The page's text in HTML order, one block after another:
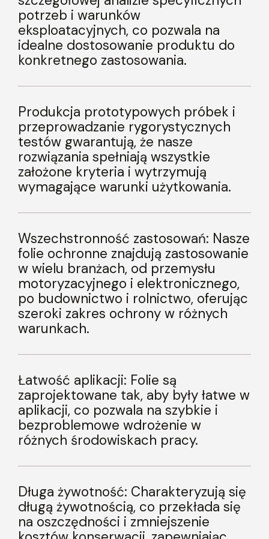
potrzeb i warunków
eksploatacyjnych, co pozwala na
idealne dostosowanie produktu do
konkretnego zastosowania.
Produkcja prototypowych próbek i
przeprowadzanie rygorystycznych
testów gwarantują, że nasze
rozwiązania spełniają wszystkie
założone kryteria i wytrzymują
wymagające warunki użytkowania.
Wszechstronność zastosowań: Nasze
folie ochronne znajdują zastosowanie
w wielu branżach, od przemysłu
motoryzacyjnego i elektronicznego,
po budownictwo i rolnictwo, oferując
szeroki zakres ochrony w różnych
warunkach.
Łatwość aplikacji: Folie są
zaprojektowane tak, aby były łatwe w
aplikacji, co pozwala na szybkie i
bezproblemowe wdrożenie w
różnych środowiskach pracy.
Długa żywotność: Charakteryzują się
długą żywotnością, co przekłada się
na oszczędności i zmniejszenie